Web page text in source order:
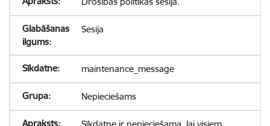
Sesija
maintenance_message
Nepieciešams